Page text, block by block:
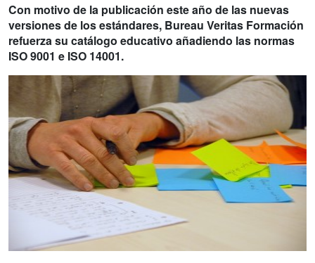
Con motivo de la publicación este año de las nuevas
versiones de los estándares, Bureau Veritas Formación
refuerza su catálogo educativo añadiendo las normas
ISO 9001 e ISO 14001.